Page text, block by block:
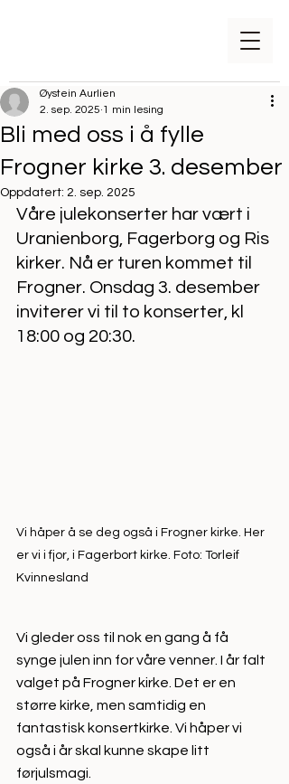
Bli med oss i å fylle
Frogner kirke 3. desember
Øystein Aurlien
2. sep. 2025 1 min lesing
Oppdatert: 2. sep. 2025
Våre julekonserter har vært i
Uranienborg, Fagerborg og Ris
kirker. Nå er turen kommet til
Frogner. Onsdag 3. desember
inviterer vi til to konserter, kl
18:00 og 20:30.
Vi håper å se deg også i Frogner kirke. Her
er vi i fjor, i Fagerbort kirke. Foto: Torleif
Kvinnesland
Vi gleder oss til nok en gang å få
synge julen inn for våre venner. I år falt
valget på Frogner kirke. Det er en
større kirke, men samtidig en
fantastisk konsertkirke. Vi håper vi
også i år skal kunne skape litt
førjulsmagi.